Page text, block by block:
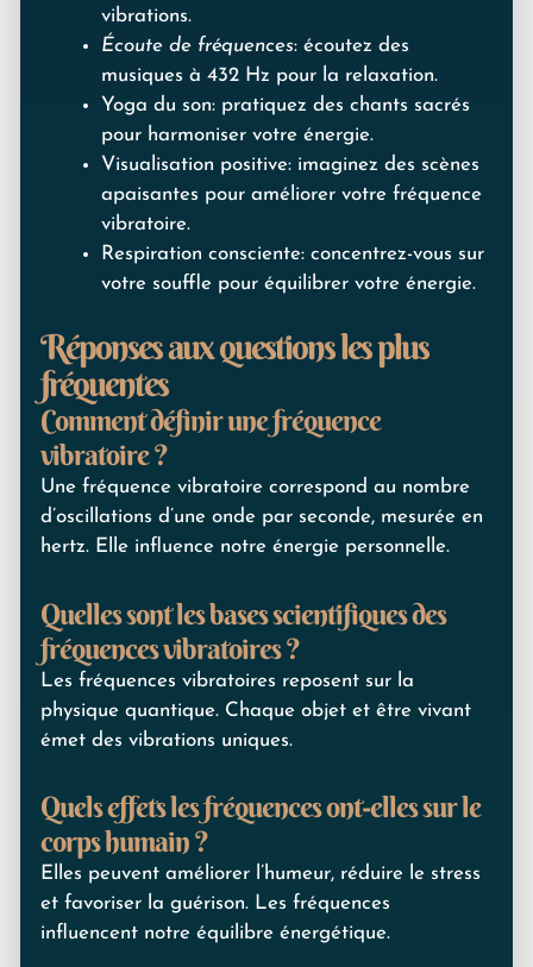
vibrations.
Écoute de fréquences: écoutez des
musiques à 432 Hz pour la relaxation.
Yoga du son: pratiquez des chants sacrés
pour harmoniser votre énergie.
Visualisation positive: imaginez des scènes
apaisantes pour améliorer votre fréquence
vibratoire.
Respiration consciente: concentrez-vous sur
votre souffle pour équilibrer votre énergie.
Réponses aux questions les plus
fréquentes
Comment définir une fréquence
vibratoire ?
Une fréquence vibratoire correspond au nombre
d’oscillations d’une onde par seconde, mesurée en
hertz. Elle influence notre énergie personnelle.
Quelles sont les bases scientifiques des
fréquences vibratoires ?
Les fréquences vibratoires reposent sur la
physique quantique. Chaque objet et être vivant
émet des vibrations uniques.
Quels effets les fréquences ont-elles sur le
corps humain ?
Elles peuvent améliorer l’humeur, réduire le stress
et favoriser la guérison. Les fréquences
influencent notre équilibre énergétique.